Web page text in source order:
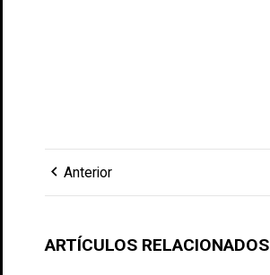
chevron_left Anterior
ARTÍCULOS RELACIONADOS